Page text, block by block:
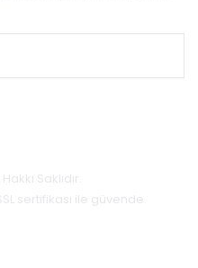
Saklıdır.
sertifikası ile güvende.